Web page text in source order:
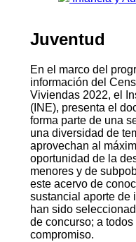
Juventud
En el marco del
información del
Viviendas 2022, el
(INE), presenta el
forma parte de una
una diversidad de
aprovechan al
oportunidad de la
menores y de
este acervo de
sustancial aporte de
han sido
de concurso; a
compromiso.